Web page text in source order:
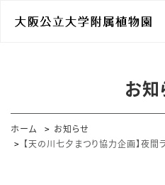
お知
ホーム
お知らせ
【天の川七夕まつり協力企画】夜